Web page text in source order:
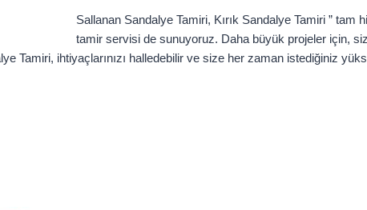
Sallanan Sandalye Tamiri, Kırık Sandalye Tamiri ” tam
tamir servisi de sunuyoruz. Daha büyük projeler için,
Tamiri, ihtiyaçlarınızı halledebilir ve size her zaman istediğiniz